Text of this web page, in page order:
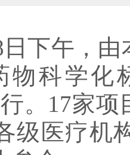
下午，由
物科学化
。17家
级医疗机